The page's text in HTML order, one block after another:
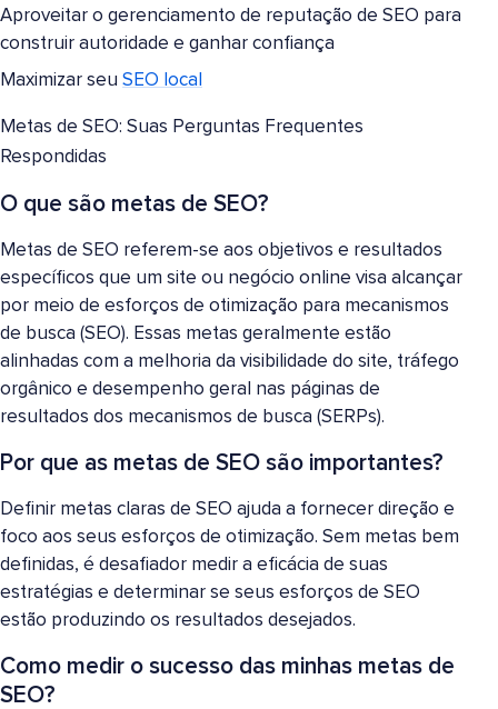
Aproveitar o gerenciamento de reputação de SEO para
construir autoridade e ganhar confiança
Maximizar seu SEO local
Metas de SEO: Suas Perguntas Frequentes
Respondidas
O que são metas de SEO?
Metas de SEO referem-se aos objetivos e resultados
específicos que um site ou negócio online visa alcançar
por meio de esforços de otimização para mecanismos
de busca (SEO). Essas metas geralmente estão
alinhadas com a melhoria da visibilidade do site, tráfego
orgânico e desempenho geral nas páginas de
resultados dos mecanismos de busca (SERPs).
Por que as metas de SEO são importantes?
Definir metas claras de SEO ajuda a fornecer direção e
foco aos seus esforços de otimização. Sem metas bem
definidas, é desafiador medir a eficácia de suas
estratégias e determinar se seus esforços de SEO
estão produzindo os resultados desejados.
Como medir o sucesso das minhas metas de
SEO?